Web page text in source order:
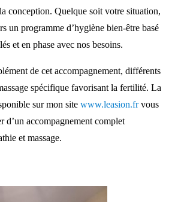
conception. Quelque soit votre situation,
un programme d’hygiène bien-être basé
et en phase avec nos besoins.
de cet accompagnement, différents
spécifique favorisant la fertilité. La
sur mon site www.leasion.fr vous
d’un accompagnement complet
et massage.